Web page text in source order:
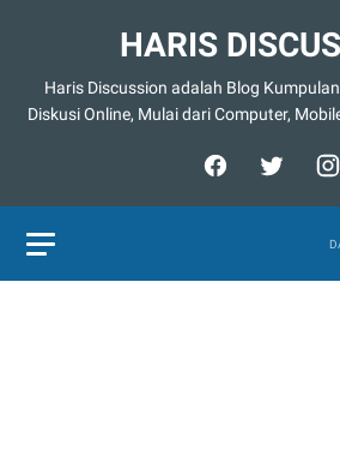
HARIS
Haris Discussion adalah Blog
Diskusi Online, Mulai dari Computer,